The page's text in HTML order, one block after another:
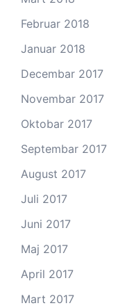
Februar 2018
Januar 2018
Decembar 2017
Novembar 2017
Oktobar 2017
Septembar 2017
August 2017
Juli 2017
Juni 2017
Maj 2017
April 2017
Mart 2017